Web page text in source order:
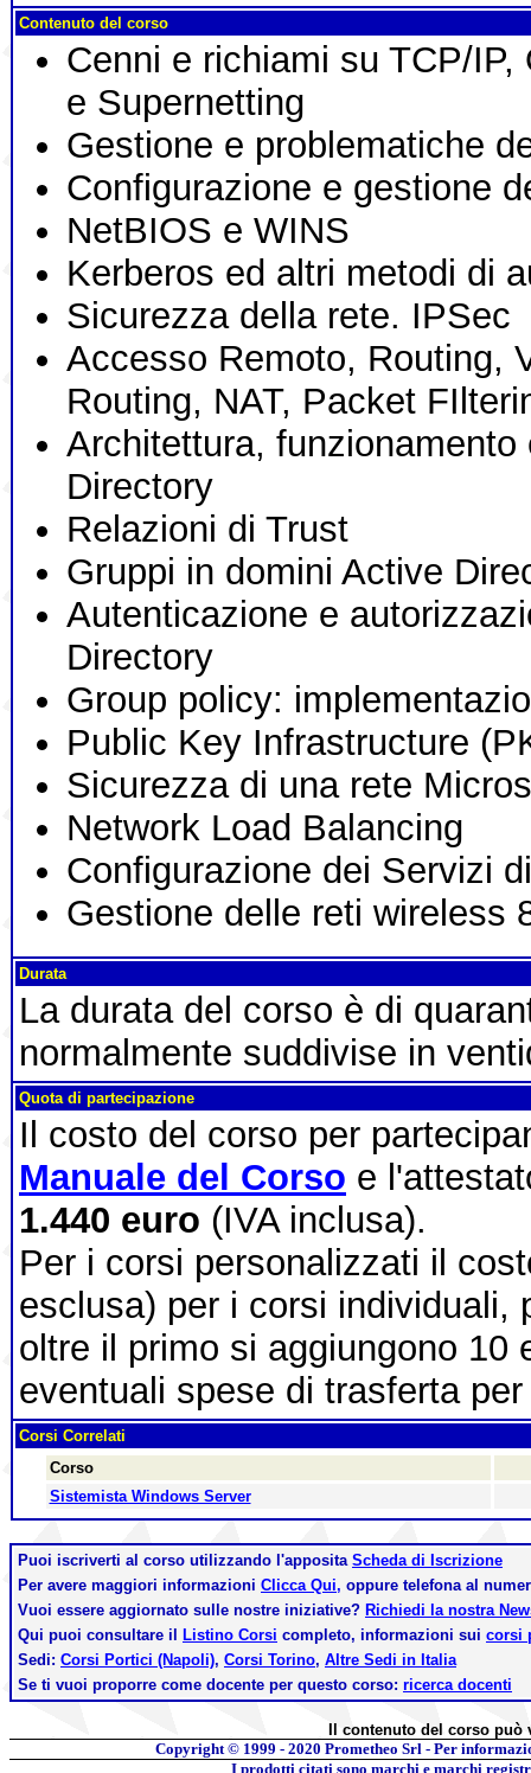
Contenuto del corso
Cenni e richiami su TCP/
e Supernetting
Gestione e problematiche
Configurazione e gestione
NetBIOS e WINS
Kerberos ed altri metodi di
Sicurezza della rete. IPSec
Accesso Remoto, Routing,
Routing, NAT, Packet
Architettura,
Directory
Relazioni di Trust
Gruppi in domini Active
Autenticazione e
Directory
Group policy:
Public Key Infrastructure
Sicurezza di una rete
Network Load Balancing
Configurazione dei Servizi
Gestione delle reti wireless
Durata
La durata del corso è di
normalmente suddivise in
Quota di partecipazione
Il costo del corso per
Manuale del Corso e
1.440 euro (IVA inclusa).
Per i corsi personalizzati il
esclusa) per i corsi individuali,
oltre il primo si aggiungono 10
eventuali spese di trasferta
Corsi Correlati
Corso
Sistemista Windows Server
Puoi iscriverti al corso utilizzando l'apposita Scheda di Iscrizione
Per avere maggiori informazioni Clicca Qui, oppure telefona al
Vuoi essere aggiornato sulle nostre iniziative? Richiedi la nostra
Qui puoi consultare il
Listino Corsi completo, informazioni sui corsi
Sedi: Corsi Portici (Napoli), Corsi Torino, Altre Sedi in Italia
Se ti vuoi proporre come docente per questo corso: ricerca docenti
Il contenuto del corso
Copyright © 1999 - 2020 Prometheo Srl - Per
I prodotti citati sono marchi e marchi